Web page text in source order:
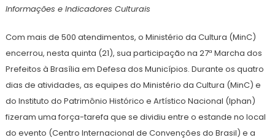
Informações e Indicadores Culturais
Com mais de 500 atendimentos, o Ministério da Cultura (MinC)
encerrou, nesta quinta (21), sua participação na 27ª Marcha dos
Prefeitos à Brasília em Defesa dos Municípios. Durante os quatro
dias de atividades, as equipes do Ministério da Cultura (MinC) e
do Instituto do Patrimônio Histórico e Artístico Nacional (Iphan)
fizeram uma força-tarefa que se dividiu entre o estande no local
do evento (Centro Internacional de Convenções do Brasil) e a